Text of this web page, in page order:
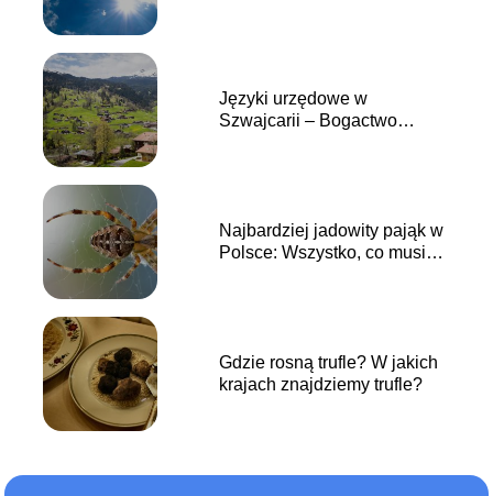
Języki urzędowe w
Szwajcarii – Bogactwo
Najbardziej jadowity pająk w
Polsce: Wszystko, co musisz
Gdzie rosną trufle? W jakich
krajach znajdziemy trufle?